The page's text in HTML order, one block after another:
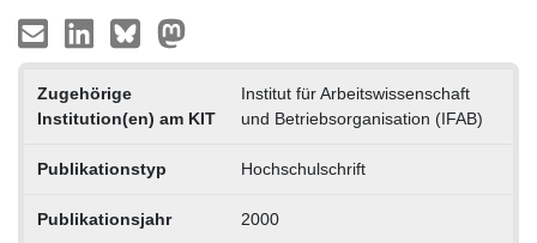
Zugehörige
Institution(en) am KIT
Institut für Arbeitswissenschaft
und Betriebsorganisation (IFAB)
Publikationstyp Hochschulschrift
Publikationsjahr 2000